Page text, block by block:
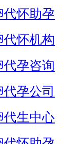
代怀助孕
怀机构
孕咨询
孕公司
代生中心